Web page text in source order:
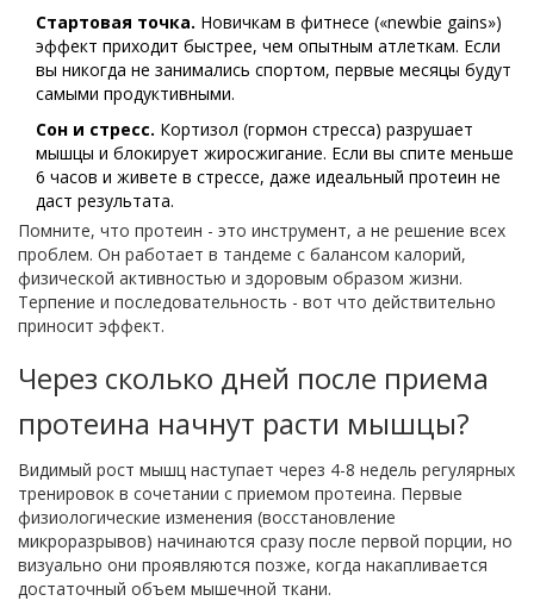
Стартовая точка. Новичкам в фитнесе («newbie gains»)
эффект приходит быстрее, чем опытным атлеткам. Если
вы никогда не занимались спортом, первые месяцы будут
самыми продуктивными.
Сон и стресс. Кортизол (гормон стресса) разрушает
мышцы и блокирует жиросжигание. Если вы спите меньше
6 часов и живете в стрессе, даже идеальный протеин не
даст результата.
Помните, что протеин - это инструмент, а не решение всех
проблем. Он работает в тандеме с балансом калорий,
физической активностью и здоровым образом жизни.
Терпение и последовательность - вот что действительно
приносит эффект.
Через сколько дней после приема
протеина начнут расти мышцы?
Видимый рост мышц наступает через 4-8 недель регулярных
тренировок в сочетании с приемом протеина. Первые
физиологические изменения (восстановление
микроразрывов) начинаются сразу после первой порции, но
визуально они проявляются позже, когда накапливается
достаточный объем мышечной ткани.